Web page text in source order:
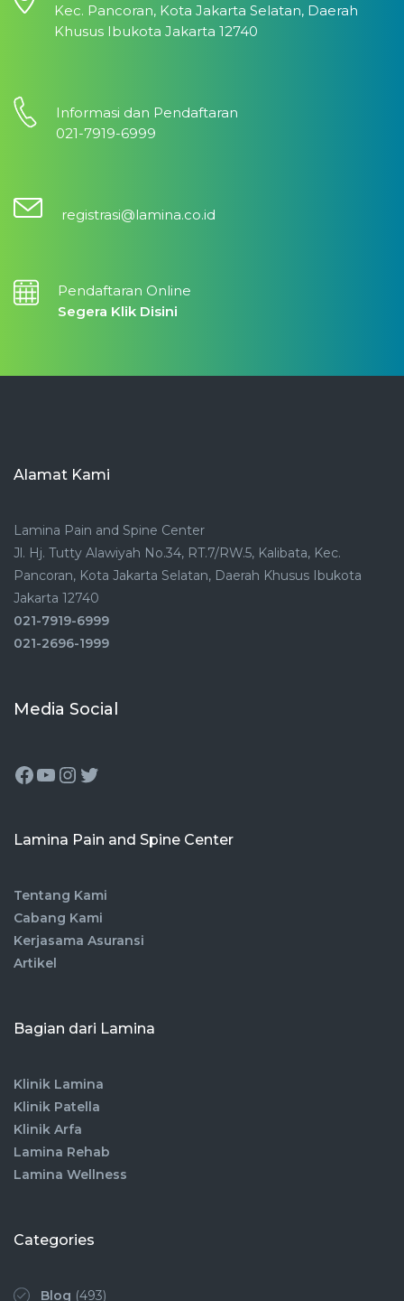
Kec. Pancoran, Kota Jakarta Selatan, Daerah
Khusus Ibukota Jakarta 12740
Informasi dan Pendaftaran
021-7919-6999
registrasi@lamina.co.id
Pendaftaran Online
Segera Klik Disini
Alamat Kami
Lamina Pain and Spine Center
Jl. Hj. Tutty Alawiyah No.34, RT.7/RW.5, Kalibata, Kec.
Pancoran, Kota Jakarta Selatan, Daerah Khusus Ibukota
Jakarta 12740
021-7919-6999
021-2696-1999
Media Social
Lamina Pain and Spine Center
Tentang Kami
Cabang Kami
Kerjasama Asuransi
Artikel
Bagian dari Lamina
Klinik Lamina
Klinik Patella
Klinik Arfa
Lamina Rehab
Lamina Wellness
Categories
Blog (493)